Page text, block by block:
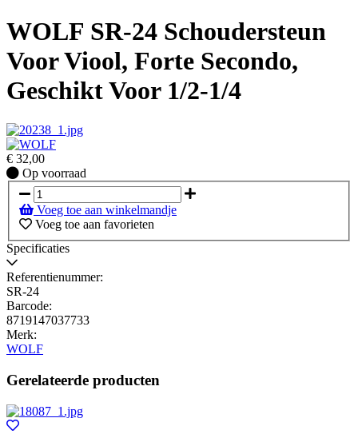
WOLF SR-24 Schoudersteun
Voor Viool, Forte Secondo,
Geschikt Voor 1/2-1/4
€ 32,00
Op
voorraad
Op voorraad
Voeg toe aan winkelmandje
Voeg toe aan favorieten
Specificaties
Referentienummer:
SR-24
Barcode:
8719147037733
Merk:
WOLF
Gerelateerde producten